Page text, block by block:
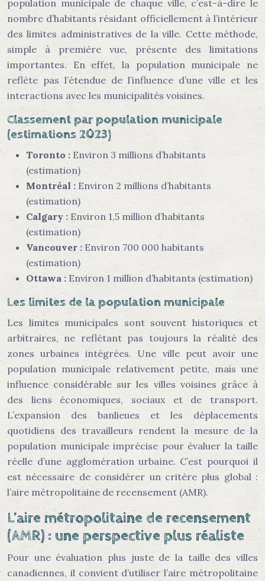
population municipale de chaque ville, c’est-à-dire le
nombre d’habitants résidant officiellement à l’intérieur
des limites administratives de la ville. Cette méthode,
simple à première vue, présente des limitations
importantes. En effet, la population municipale ne
reflète pas l’étendue de l’influence d’une ville et les
interactions avec les municipalités voisines.
Classement par population municipale
(estimations 2023)
Toronto : Environ 3 millions d’habitants
(estimation)
Montréal : Environ 2 millions d’habitants
(estimation)
Calgary : Environ 1,5 million d’habitants
(estimation)
Vancouver : Environ 700 000 habitants
(estimation)
Ottawa : Environ 1 million d’habitants (estimation)
Les limites de la population municipale
Les limites municipales sont souvent historiques et
arbitraires, ne reflétant pas toujours la réalité des
zones urbaines intégrées. Une ville peut avoir une
population municipale relativement petite, mais une
influence considérable sur les villes voisines grâce à
des liens économiques, sociaux et de transport.
L’expansion des banlieues et les déplacements
quotidiens des travailleurs rendent la mesure de la
population municipale imprécise pour évaluer la taille
réelle d’une agglomération urbaine. C’est pourquoi il
est nécessaire de considérer un critère plus global :
l’aire métropolitaine de recensement (AMR).
L’aire métropolitaine de recensement
(AMR) : une perspective plus réaliste
Pour une évaluation plus juste de la taille des villes
canadiennes, il convient d’utiliser l’aire métropolitaine